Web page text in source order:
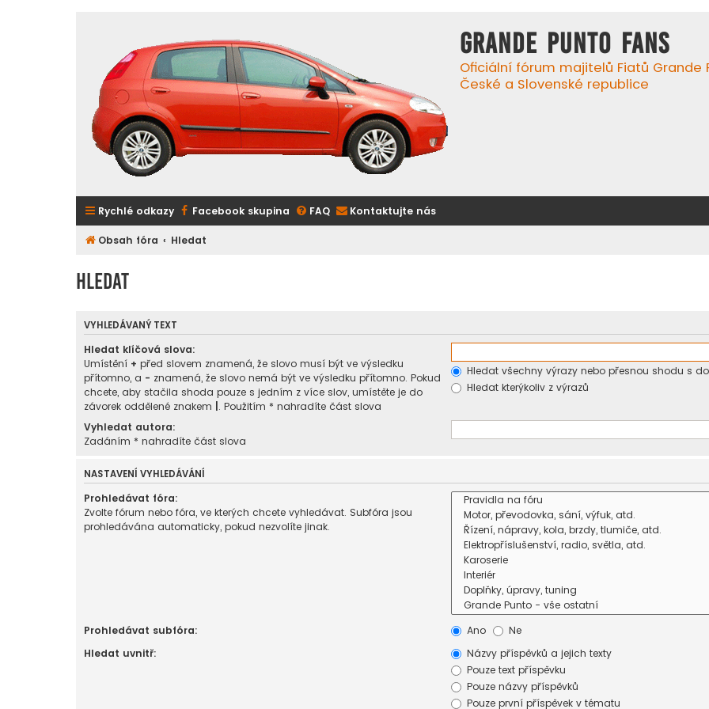
GRANDE PUNTO FANS
Oficiální fórum majitelů Fiatů Grande
České a Slovenské republice
Rychlé odkazy Facebook skupina FAQ Kontaktujte nás
Obsah fóra Hledat
Hledat
VYHLEDÁVANÝ TEXT
Hledat klíčová slova:
Umístění + před slovem znamená, že slovo musí být ve výsledku
přítomno, a - znamená, že slovo nemá být ve výsledku přítomno. Pokud
chcete, aby stačila shoda pouze s jedním z více slov, umístěte je do
závorek oddělené znakem . Použitím * nahradíte část slova
Hledat všechny výrazy nebo přesnou shodu s
Hledat kterýkoliv z výrazů
Vyhledat autora:
Zadáním * nahradíte část slova
NASTAVENÍ VYHLEDÁVÁNÍ
Prohledávat fóra:
Zvolte fórum nebo fóra, ve kterých chcete vyhledávat. Subfóra jsou
prohledávána automaticky, pokud nezvolíte jinak.
Prohledávat subfóra: Ano
Ne
Hledat uvnitř:
Názvy příspěvků a jejich texty
Pouze text příspěvku
Pouze názvy příspěvků
Pouze první příspěvek v tématu